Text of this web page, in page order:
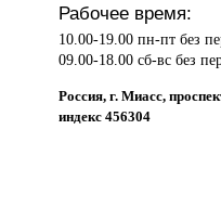
Рабочее время:
10.00-19.00 пн-пт без
09.00-18.00 сб-вс без
Россия, г. Миасс,
индекс 456304